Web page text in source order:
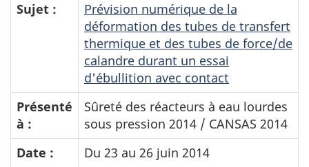
Sujet :
Prévision numérique de la
déformation des tubes de transfert
thermique et des tubes de force/de
calandre durant un essai
d'ébullition avec contact
Présenté
à :
Sûreté des réacteurs à eau lourdes
sous pression 2014 / CANSAS 2014
Date :
Du 23 au 26 juin 2014